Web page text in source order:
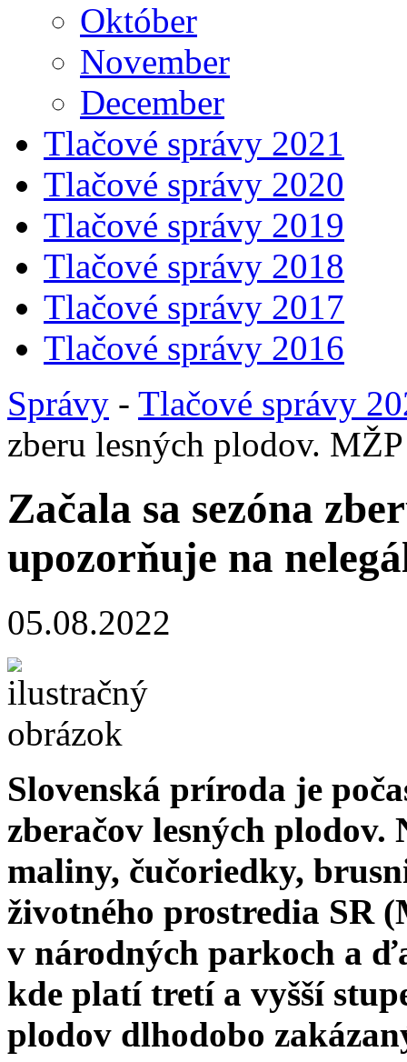
Október
November
December
Tlačové správy 2021
Tlačové správy 2020
Tlačové správy 2019
Tlačové správy 2018
Tlačové správy 2017
Tlačové správy 2016
Správy - Tlačové správy
zberu lesných plodov.
Začala sa sezóna
upozorňuje na
05.08.2022
Slovenská príroda je
zberačov lesných
maliny, čučoriedky,
životného prostredia SR
v národných parkoch a
kde platí tretí a vyšší
plodov dlhodobo